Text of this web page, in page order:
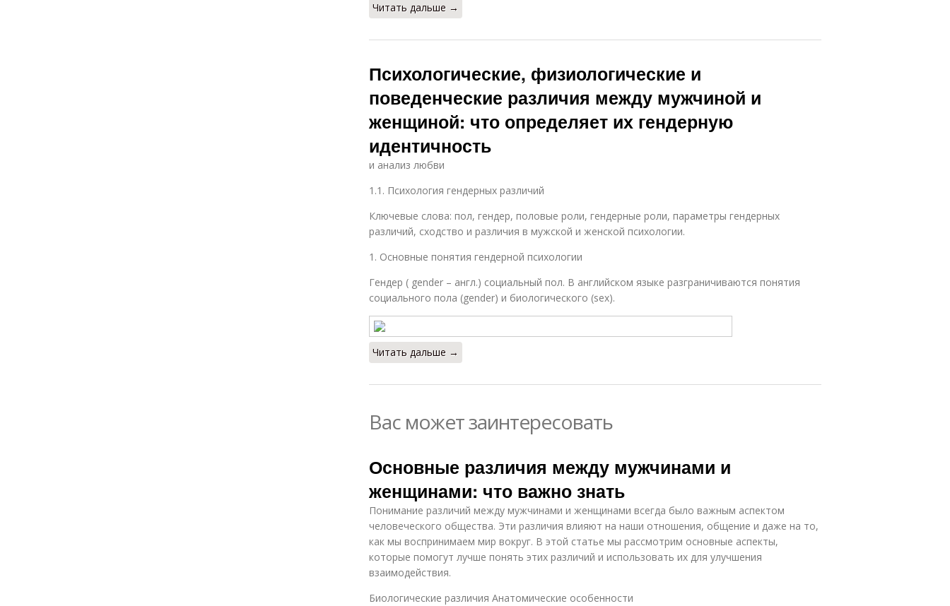
Читать дальше →
Психологические, физиологические и
поведенческие различия между мужчиной и
женщиной: что определяет их гендерную
идентичность
и анализ любви
1.1. Психология гендерных различий
Ключевые слова: пол, гендер, половые роли, гендерные роли, параметры гендерных
различий, сходство и различия в мужской и женской психологии.
1. Основные понятия гендерной психологии
Гендер ( gender – англ.) социальный пол. В английском языке разграничиваются понятия
социального пола (gender) и биологического (sex).
Читать дальше →
Вас может заинтересовать
Основные различия между мужчинами и
женщинами: что важно знать
Понимание различий между мужчинами и женщинами всегда было важным аспектом
человеческого общества. Эти различия влияют на наши отношения, общение и даже на то,
как мы воспринимаем мир вокруг. В этой статье мы рассмотрим основные аспекты,
которые помогут лучше понять этих различий и использовать их для улучшения
взаимодействия.
Биологические различия Анатомические особенности